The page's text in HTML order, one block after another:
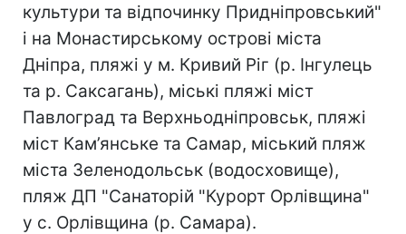
культури та відпочинку Придніпровський"
і на Монастирському острові міста
Дніпра, пляжі у м. Кривий Ріг (р. Інгулець
та р. Саксагань), міські пляжі міст
Павлоград та Верхньодніпровськ, пляжі
міст Кам’янське та Самар, міський пляж
міста Зеленодольськ (водосховище),
пляж ДП "Санаторій "Курорт Орлівщина"
у с. Орлівщина (р. Самара).